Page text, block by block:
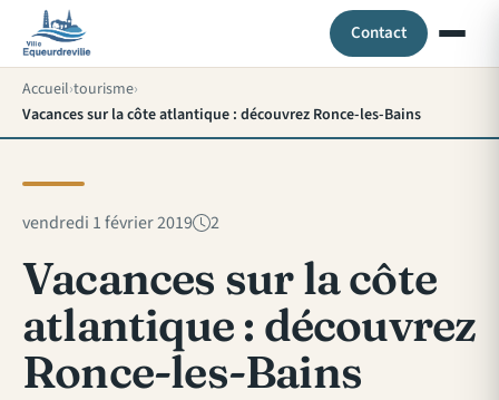
Contact
Accueil tourisme
Vacances sur la côte atlantique : découvrez Ronce-les-Bains
vendredi 1 février 2019 2
Vacances sur la côte
atlantique : découvrez
Ronce-les-Bains